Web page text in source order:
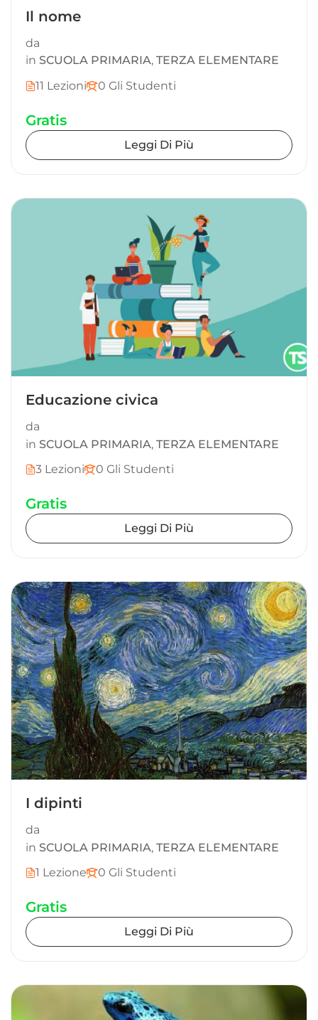
Il nome
da
in SCUOLA PRIMARIA, TERZA ELEMENTARE
11 Lezioni
0 Gli Studenti
Gratis
Leggi Di Più
Educazione civica
da
in SCUOLA PRIMARIA, TERZA ELEMENTARE
3 Lezioni
0 Gli Studenti
Gratis
Leggi Di Più
I dipinti
da
in SCUOLA PRIMARIA, TERZA ELEMENTARE
1 Lezione
0 Gli Studenti
Gratis
Leggi Di Più